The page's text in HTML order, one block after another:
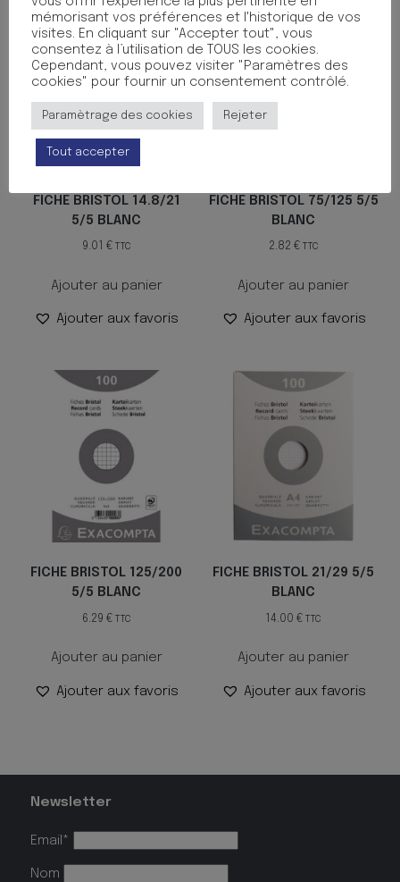
FICHE BRISTOL 14.8/21
5/5 BLANC
9.01 € TTC
Ajouter au panier
Ajouter aux favoris
FICHE BRISTOL 75/125 5/5
BLANC
2.82 € TTC
Ajouter au panier
Ajouter aux favoris
FICHE BRISTOL 125/200
5/5 BLANC
6.29 € TTC
Ajouter au panier
Ajouter aux favoris
FICHE BRISTOL 21/29 5/5
BLANC
14.00€ TTC
Ajouter au panier
Ajouter aux favoris
Newsletter
Email*
Nom
mémorisant vos préférences et l'historique de vos
visites. En cliquant sur "Accepter tout", vous
consentez à l’utilisation de TOUS les cookies.
Cependant, vous pouvez visiter "Paramètres des
cookies" pour fournir un consentement contrôlé.
Paramètrage des cookies Rejeter
Tout accepter